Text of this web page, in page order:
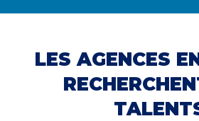
LES AGENCES